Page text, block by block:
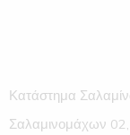
Κατάστημα
Σαλαμινομάχων